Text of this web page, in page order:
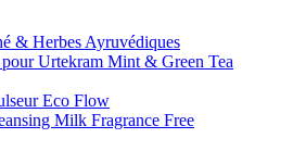
& Herbes Ayruvédiques
Urtekram Mint & Green Tea
Eco Flow
Milk Fragrance Free